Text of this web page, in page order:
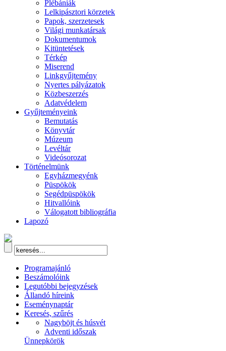
Plébániák
Lelkipásztori körzetek
Papok, szerzetesek
Világi munkatársak
Dokumentumok
Kitüntetések
Térkép
Miserend
Linkgyűjtemény
Nyertes pályázatok
Közbeszerzés
Adatvédelem
Gyűjteményeink
Bemutatás
Könyvtár
Múzeum
Levéltár
Videósorozat
Történelmünk
Egyházmegyénk
Püspökök
Segédpüspökök
Hitvallóink
Válogatott bibliográfia
Lapozó
Programajánló
Beszámolóink
Legutóbbi bejegyzések
Állandó híreink
Eseménynaptár
Keresés, szűrés
Nagyböjt és húsvét
Adventi időszak
Ünnepkörök